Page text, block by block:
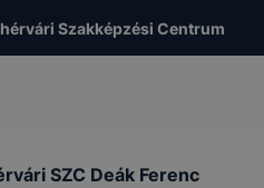
Szakképzési Centrum
SZC Deák Ferenc